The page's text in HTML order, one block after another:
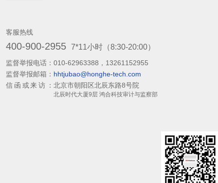
客服热线
400-900-2955 7*11小时（8:30-20:00）
监督举报电话： 010-62963388，13261152955
监督举报邮箱： hhtjubao@honghe-tech.com
信函或来访： 北京市朝阳区北辰东路8号院
北辰时代大厦9层 鸿合科技审计与监察部